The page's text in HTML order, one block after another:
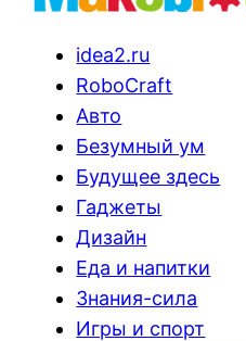
idea2.ru
RoboCraft
Авто
Безумный ум
Будущее здесь
Гаджеты
Дизайн
Еда и напитки
Знания-сила
Игры и спорт